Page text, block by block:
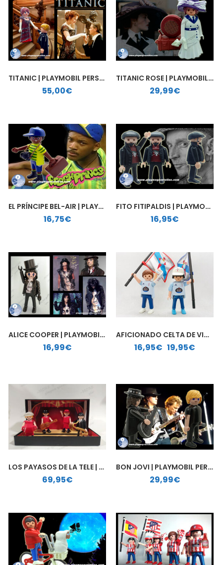
TITANIC | PLAYMOBIL PERSONALIZADO
55,00€
TITANIC ROSE | PLAYMOBIL PERSONALIZADO
29,99€
EL PRÍNCIPE BEL-AIR | PLAYMOBIL PERSONALIZADO
16,75€
FITO FITIPALDIS | PLAYMOBIL PERSONALIZADO
16,95€
ALICE COOPER | PLAYMOBIL PERSONALIZADO
16,99€
AFICIONADO CELTA DE VIGO | PLAYMOBIL PERSONALIZADO
16,95€ 19,95€
Rango de precios: desde 16,95€ hasta 19,95€
LOS PAYASOS DE LA TELE | PLAYMOBIL PERSONALIZADO
69,95€
BON JOVI | PLAYMOBIL PERSONALIZADO
29,99€